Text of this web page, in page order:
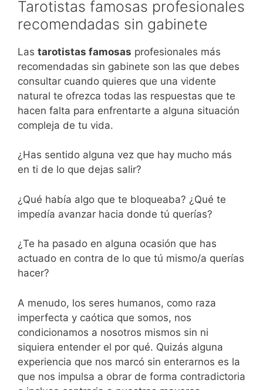
Tarotistas famosas profesionales
recomendadas sin gabinete
Las tarotistas famosas profesionales más
recomendadas sin gabinete son las que debes
consultar cuando quieres que una vidente
natural te ofrezca todas las respuestas que te
hacen falta para enfrentarte a alguna situación
compleja de tu vida.
¿Has sentido alguna vez que hay mucho más
en ti de lo que dejas salir?
¿Qué había algo que te bloqueaba? ¿Qué te
impedía avanzar hacia donde tú querías?
¿Te ha pasado en alguna ocasión que has
actuado en contra de lo que tú mismo/a querías
hacer?
A menudo, los seres humanos, como raza
imperfecta y caótica que somos, nos
condicionamos a nosotros mismos sin ni
siquiera entender el por qué. Quizás alguna
experiencia que nos marcó sin enterarnos es la
que nos impulsa a obrar de forma contradictoria